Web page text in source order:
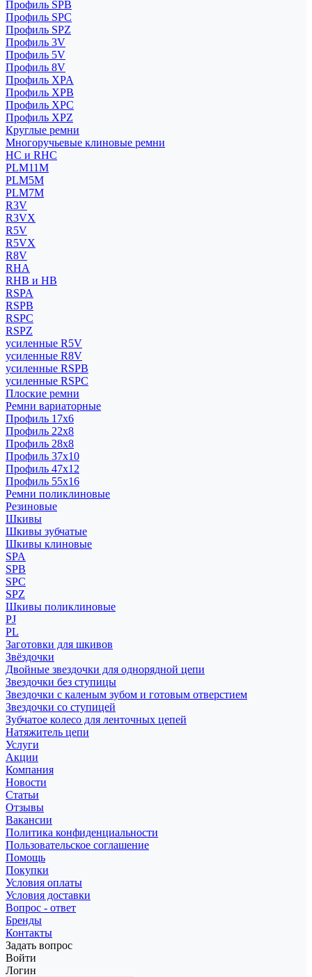
Профиль SPB
Профиль SPC
Профиль SPZ
Профиль 3V
Профиль 5V
Профиль 8V
Профиль XPA
Профиль XPB
Профиль XPC
Профиль XPZ
Круглые ремни
Многоручьевые клиновые ремни
HC и RHC
PLM11M
PLM5M
PLM7M
R3V
R3VX
R5V
R5VX
R8V
RHA
RHB и HB
RSPA
RSPB
RSPC
RSPZ
усиленные R5V
усиленные R8V
усиленные RSPB
усиленные RSPC
Плоские ремни
Ремни вариаторные
Профиль 17x6
Профиль 22x8
Профиль 28x8
Профиль 37x10
Профиль 47x12
Профиль 55x16
Ремни поликлиновые
Резиновые
Шкивы
Шкивы зубчатые
Шкивы клиновые
SPA
SPB
SPC
SPZ
Шкивы поликлиновые
PJ
PL
Заготовки для шкивов
Звёздочки
Двойные звездочки для однорядной цепи
Звездочки без ступицы
Звездочки с каленым зубом и готовым отверстием
Звездочки со ступицей
Зубчатое колесо для ленточных цепей
Натяжитель цепи
Услуги
Акции
Компания
Новости
Статьи
Отзывы
Вакансии
Политика конфиденциальности
Пользовательское соглашение
Помощь
Покупки
Условия оплаты
Условия доставки
Вопрос - ответ
Бренды
Контакты
Задать вопрос
Войти
Логин